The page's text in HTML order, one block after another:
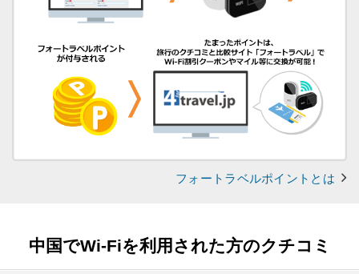
フォートラベルポイントとは
中国でWi-Fiを利用された方のクチコミ